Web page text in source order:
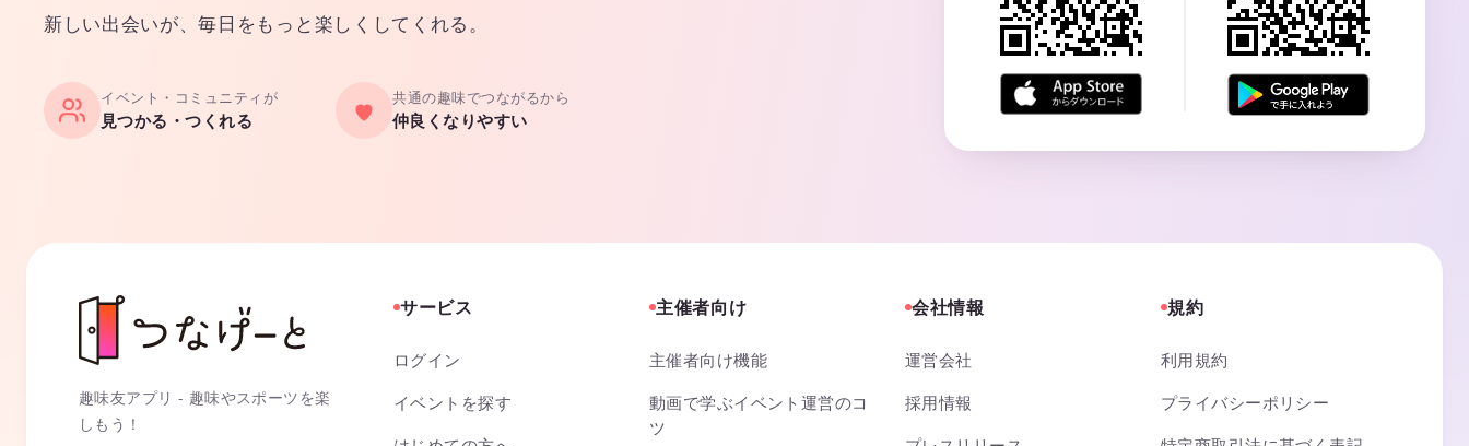
新しい出会いが、毎日をもっと楽しくしてくれる。
イベント・コミュニティが
見つかる・つくれる
共通の趣味でつながるから
仲良くなりやすい
趣味友アプリ - 趣味やスポーツを楽
しもう！
サービス
ログイン
イベントを探す
主催者向け
主催者向け機能
動画で学ぶイベント運営のコ
ツ
会社情報
運営会社
採用情報
規約
利用規約
プライバシーポリシー